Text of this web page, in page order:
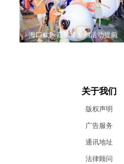
海口欢乐嘉年华系列活动提前
关于我们
版权声明
广告服务
通讯地址
法律顾问